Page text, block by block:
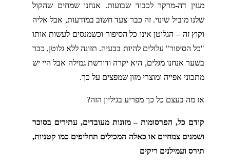
מגזין דה-מרקר לכבוד שבועות. אנחנו שמחים שהקול
שלנו מוביל שינוי. זה כבר צעד חשוב במודעות, אבל אליה
וקוץ זה – הגלוטן אינו כל הסיפור וכשמנסים לעשות אותו
"כל הסיפור" עלולים להיות בבעיה. תזונה ללא גלוטן, כבר
בשער אנחנו מגלים, היא יקרה ודורשת גמילה אבל היי יש
מתכוני אפייה ומוצרי מזון שמפצים על כך.
אז מה בעצם כל כך מפריע בגיליון הזה?
קודם כל, הפרסומות – מזונות מעובדים, עתירים בסוכר
ושמנים צמחיים או כאלה המכילים תחליפים כמו קטניות,
תירס ועמילנים ריקים